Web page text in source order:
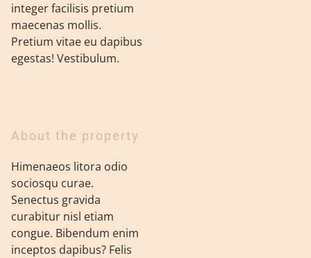
integer facilisis pretium
maecenas mollis.
Pretium vitae eu dapibus
egestas! Vestibulum.
About the property
Himenaeos litora odio
sociosqu curae.
Senectus gravida
curabitur nisl etiam
congue. Bibendum enim
inceptos dapibus? Felis